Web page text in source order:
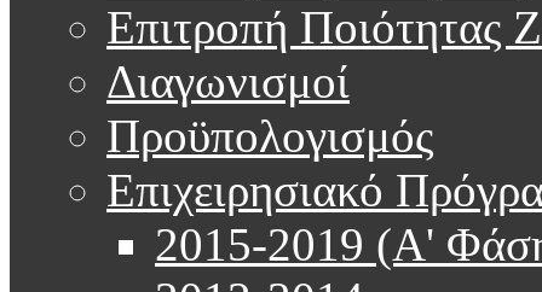
Επιτροπή Ποιότητας
Διαγωνισμοί
Προϋπολογισμός
Επιχειρησιακό
2015-2019 (Α'